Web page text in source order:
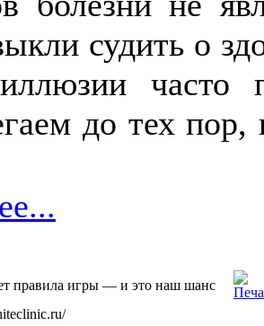
судить о
часто
до тех пор,
правила игры — и это наш шанс